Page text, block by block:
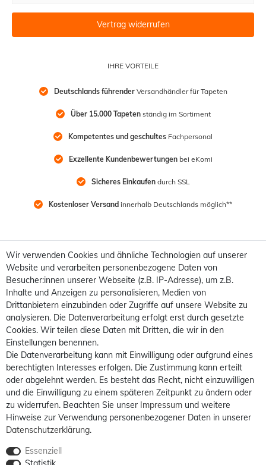
IHRE VORTEILE
Deutschlands führender Versandhändler für Tapeten
Über 15.000 Tapeten ständig im Sortiment
Kompetentes und geschultes Fachpersonal
Exzellente Kundenbewertungen bei eKomi
Sicheres Einkaufen durch SSL
Kostenloser Versand innerhalb Deutschlands möglich**
Vertrag widerrufen
Wir verwenden Cookies und ähnliche Technologien auf unserer
Website und verarbeiten personenbezogene Daten von
Besucher:innen unserer Webseite (z.B. IP-Adresse), um z.B.
Inhalte und Anzeigen zu personalisieren, Medien von
Drittanbietern einzubinden oder Zugriffe auf unsere Website zu
analysieren. Die Datenverarbeitung erfolgt erst durch gesetzte
Cookies. Wir teilen diese Daten mit Dritten, die wir in den
Einstellungen benennen.
Die Datenverarbeitung kann mit Einwilligung oder aufgrund eines
berechtigten Interesses erfolgen. Die Zustimmung kann erteilt
oder abgelehnt werden. Es besteht das Recht, nicht einzuwilligen
und die Einwilligung zu einem späteren Zeitpunkt zu ändern oder
zu widerrufen. Beachten Sie unser Impressum und weitere
Hinweise zur Verwendung personenbezogener Daten in unserer
Daten­schutz­erklärung.
Essenziell